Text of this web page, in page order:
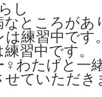
し
なところが
は練習中です
練習中です。
♀わたげと一
せていただき